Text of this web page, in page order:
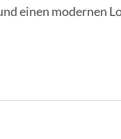
einen modernen